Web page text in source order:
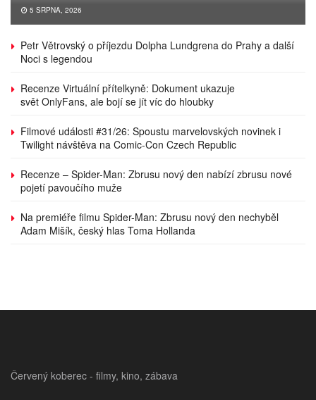
5 SRPNA, 2026
Petr Větrovský o příjezdu Dolpha Lundgrena do Prahy a další
Noci s legendou
Recenze Virtuální přítelkyně: Dokument ukazuje
svět OnlyFans, ale bojí se jít víc do hloubky
Filmové události #31/26: Spoustu marvelovských novinek i
Twilight návštěva na Comic-Con Czech Republic
Recenze – Spider-Man: Zbrusu nový den nabízí zbrusu nové
pojetí pavoučího muže
Na premiéře filmu Spider-Man: Zbrusu nový den nechyběl
Adam Mišík, český hlas Toma Hollanda
Červený koberec - filmy, kino, zábava